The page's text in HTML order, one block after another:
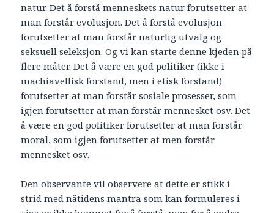
natur. Det å forstå menneskets natur forutsetter at
man forstår evolusjon. Det å forstå evolusjon
forutsetter at man forstår naturlig utvalg og
seksuell seleksjon. Og vi kan starte denne kjeden på
flere måter. Det å være en god politiker (ikke i
machiavellisk forstand, men i etisk forstand)
forutsetter at man forstår sosiale prosesser, som
igjen forutsetter at man forstår mennesket osv. Det
å være en god politiker forutsetter at man forstår
moral, som igjen forutsetter at men forstår
mennesket osv.
Den observante vil observere at dette er stikk i
strid med nåtidens mantra som kan formuleres i